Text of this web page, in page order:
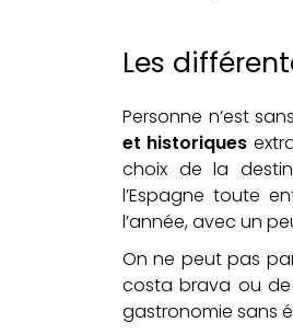
Les
Personne n’est
et historiques
choix de la
l’Espagne toute
l’année, avec un
On ne peut pas
costa brava ou
gastronomie sans